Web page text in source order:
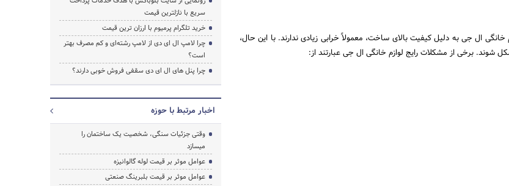
ال جی به دلیل کیفیت بالای ساخت، معمولاً خرابی زیادی ندارند. با این حال،
برخی از مشکلات رایج لوازم خانگی ال جی عبارتند از:
سریع با نازلترین قیمت
خرید تلگرام پرمیوم با ارزان ترین قیمت
چرا لامپ ال ای دی از لامپ رشته‌ای و کم مصرف بهتر
است؟
چرا پنل های ال ای دی سقفی فروش خوبی دارند؟
اخبار مرتبط با حوزه
وقتی جزئیات سنگی، شخصیت یک ساختمان را
میسازد
عوامل موثر بر قیمت لوله گالوانیزه
عوامل موثر بر قیمت بلبرینگ صنعتی